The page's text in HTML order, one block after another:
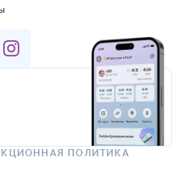
ПОЛИТИКА